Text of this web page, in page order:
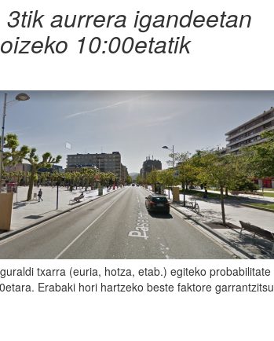
aurrera igandeetan
10:00etatik
txarra (euria, hotza, etab.) egiteko probabilitate
Erabaki hori hartzeko beste faktore garrantzitsu